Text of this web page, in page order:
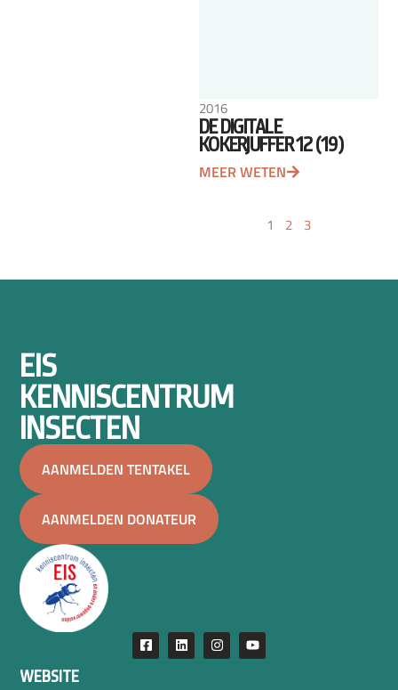
2016
DE DIGITALE
KOKERJUFFER 12 (19)
MEER WETEN
1 2 3
EIS
KENNISCENTRUM
INSECTEN
AANMELDEN TENTAKEL
AANMELDEN DONATEUR
WEBSITE